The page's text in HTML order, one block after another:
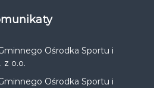
Ośrodka Sportu i
z o.o.
Ośrodka Sportu i